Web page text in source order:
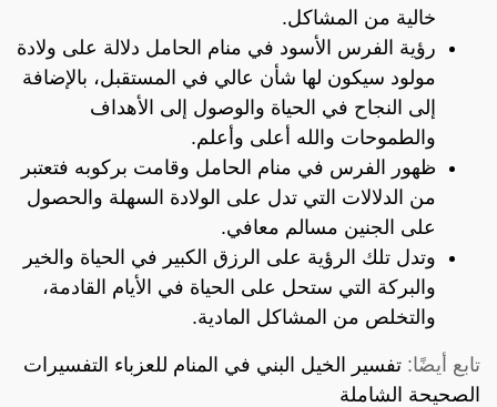
خالية من المشاكل.
رؤية الفرس الأسود في منام الحامل دلالة على ولادة
مولود سيكون لها شأن عالي في المستقبل، بالإضافة
إلى النجاح في الحياة والوصول إلى الأهداف
والطموحات والله أعلى وأعلم.
ظهور الفرس في منام الحامل وقامت بركوبه فتعتبر
من الدلالات التي تدل على الولادة السهلة والحصول
على الجنين مسالم معافي.
وتدل تلك الرؤية على الرزق الكبير في الحياة والخير
والبركة التي ستحل على الحياة في الأيام القادمة،
والتخلص من المشاكل المادية.
تابع أيضًا: تفسير الخيل البني في المنام للعزباء التفسيرات
الصحيحة الشاملة